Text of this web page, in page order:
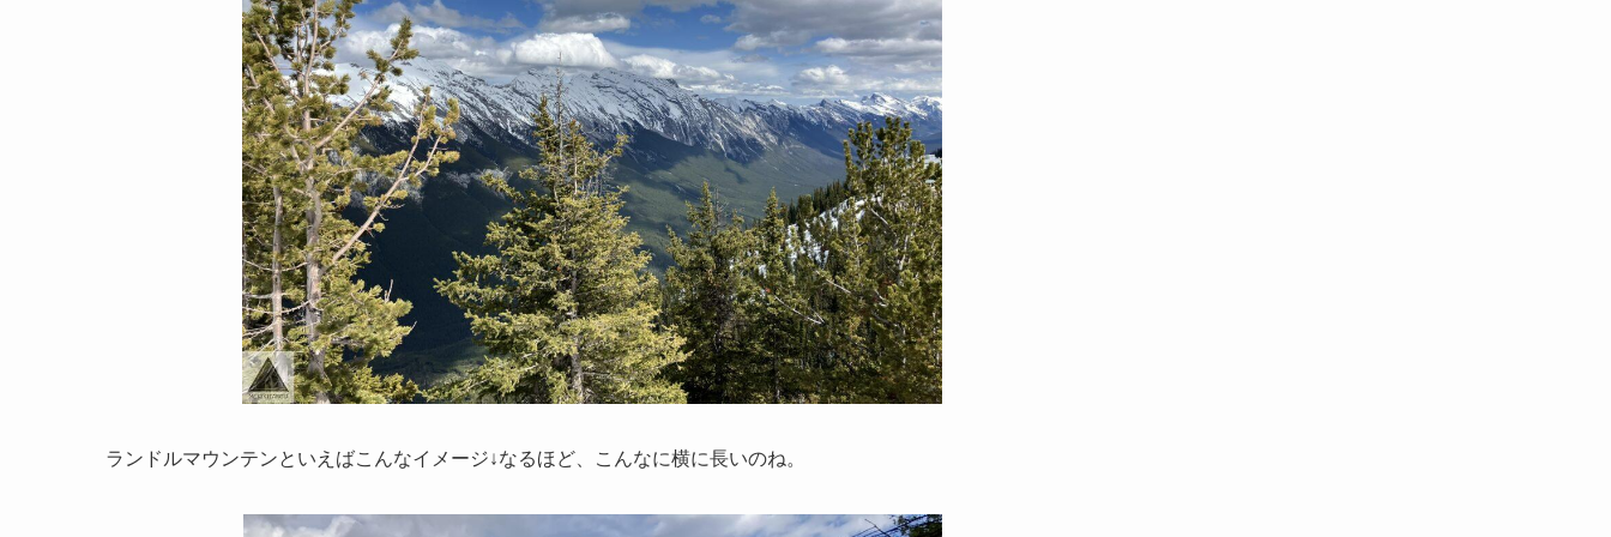
ランドルマウンテンといえばこんなイメージ↓なるほど、こんなに横に長いのね。